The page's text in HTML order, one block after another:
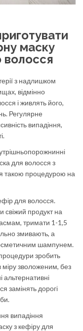
маску
волосся
з надлишком
відмінно
і живлять його,
Регулярне
випадіння,
для волосся з
такою процедурою на
для волосся.
свіжий продукт на
тримати 1-1,5
змивають, а
шампунем.
зробить
зволоженим, без
альтернативні
замінять дорогі
випадіння
з кефіру для